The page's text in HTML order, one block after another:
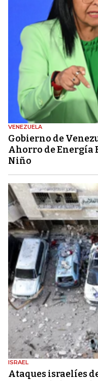
VENEZUELA
Gobierno de
Ahorro de Energía
Niño
ISRAEL
Ataques israelíes